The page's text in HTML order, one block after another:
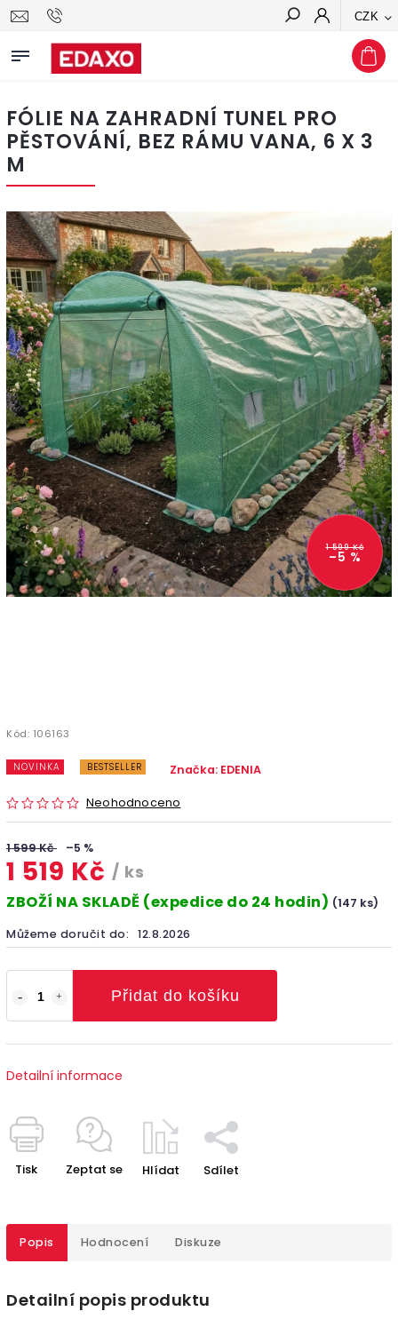
CZK
Hledat
FÓLIE NA ZAHRADNÍ TUNEL PRO
PĚSTOVÁNÍ, BEZ RÁMU VANA, 6 X 3
M
1 599 Kč
–5 %
Kód: 106163
NOVINKA BESTSELLER
Neohodnoceno
Značka: EDENIA
1 599 Kč –5 %
1 519 Kč / ks
ZBOŽÍ NA SKLADĚ (expedice do 24 hodin) (147 ks)
Můžeme doručit do: 12.8.2026
Přidat do košíku
Detailní informace
Tisk Zeptat se Hlídat Sdílet
Popis Hodnocení Diskuze
Detailní popis produktu